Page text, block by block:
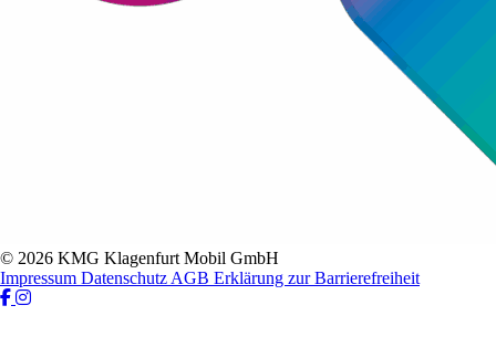
© 2026 KMG Klagenfurt Mobil GmbH
Impressum Datenschutz AGB Erklärung zur Barrierefreiheit